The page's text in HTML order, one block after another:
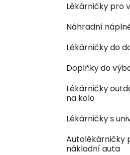
Lékárničky pro
Náhradní
Lékárničky do
Doplňky do
Lékárničky
na kolo
Lékárničky s
Autolékárničky
nákladní auta